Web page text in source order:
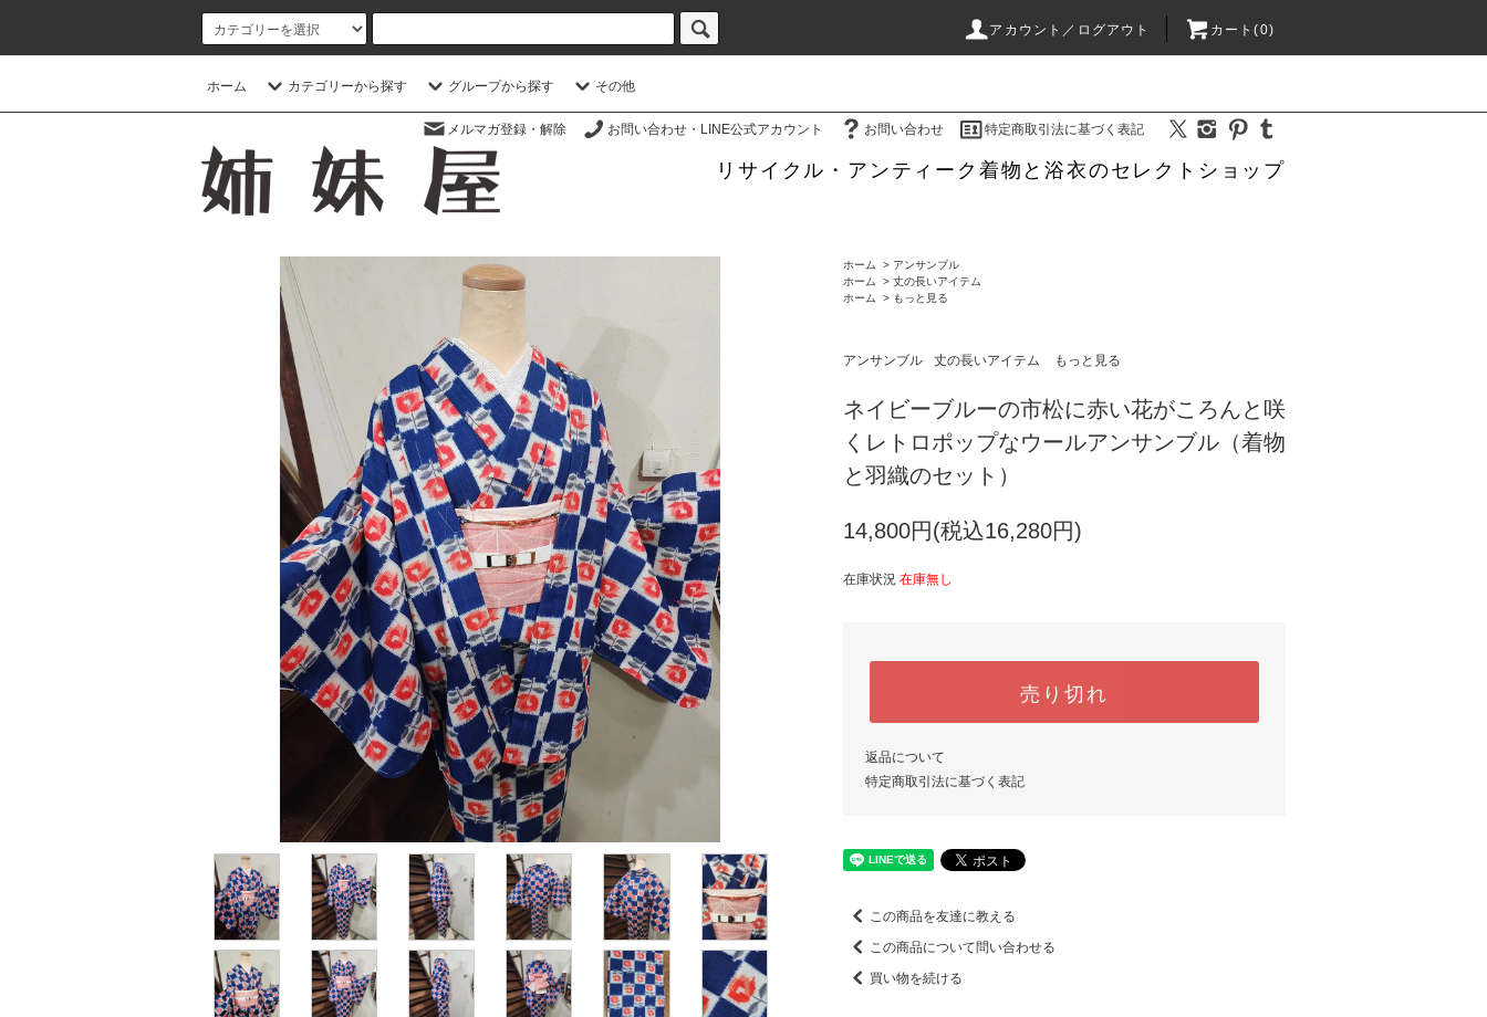
アカウント／ログアウト カート(0)
ホーム カテゴリーから探す グループから探す その他
メルマガ登録・解除 お問い合わせ・LINE公式アカウント お問い合わせ 特定商取引法に基づく表記
リサイクル・アンティーク着物と浴衣のセレクトショップ
ホーム > アンサンブル
ホーム
> 丈の長いアイテム
ホーム
> もっと見る
アンサンブル 丈の長いアイテム もっと見る
ネイビーブルーの市松に赤い花がころんと咲
くレトロポップなウールアンサンブル（着物
と羽織のセット）
14,800円(税込16,280円)
在庫状況 在庫無し
売り切れ
返品について
特定商取引法に基づく表記
この商品を友達に教える
この商品について問い合わせる
買い物を続ける